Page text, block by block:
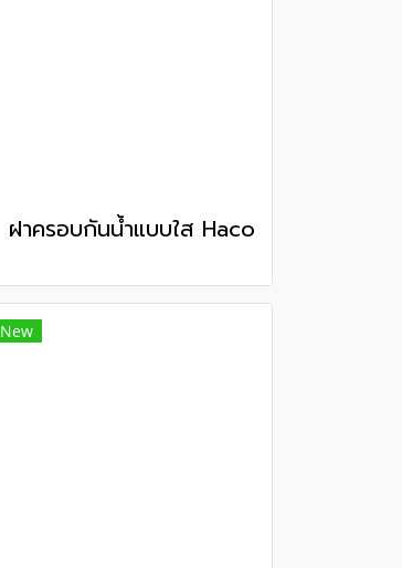
ฝาครอบกันน้ำแบบใส Haco
New